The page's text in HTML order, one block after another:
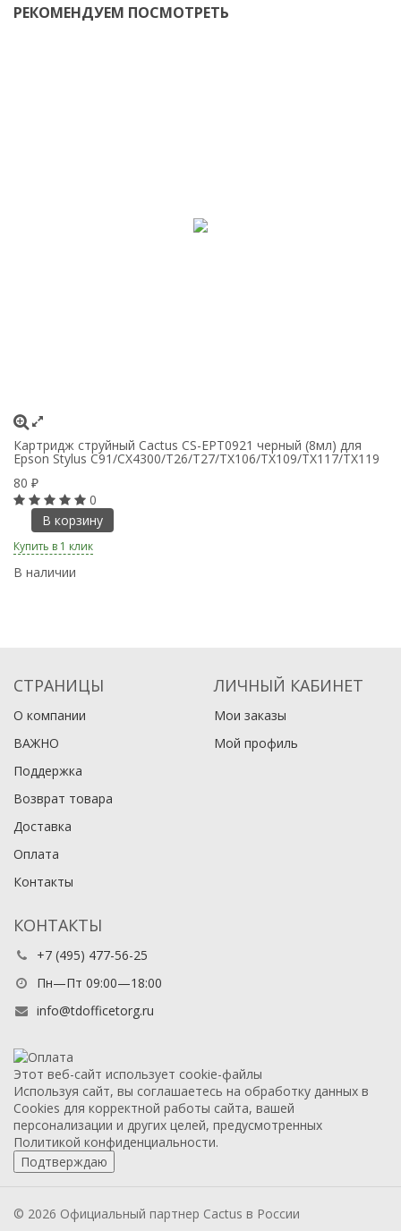
РЕКОМЕНДУЕМ ПОСМОТРЕТЬ
Картридж струйный Cactus CS-EPT0921 черный (8мл) для
Epson Stylus C91/CX4300/T26/T27/TX106/TX109/TX117/TX119
80 ₽
0
В корзину
Купить в 1 клик
В наличии
СТРАНИЦЫ
О компании
ВАЖНО
Поддержка
Возврат товара
Доставка
Оплата
Контакты
ЛИЧНЫЙ КАБИНЕТ
Мои заказы
Мой профиль
КОНТАКТЫ
+7 (495) 477-56-25
Пн—Пт 09:00—18:00
info@tdofficetorg.ru
Этот веб-сайт использует cookie-файлы
Используя сайт, вы соглашаетесь на обработку данных в
Cookies для корректной работы сайта, вашей
персонализации и других целей, предусмотренных
Политикой конфиденциальности.
Подтверждаю
© 2026 Официальный партнер Cactus в России